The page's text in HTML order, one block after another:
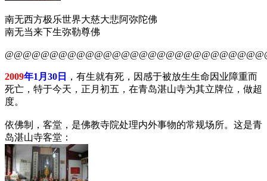
南无西方极乐世界大慈大悲阿弥陀佛
南无当来下生弥勒尊佛
2009年1月30日
，有生就有死，因感于被放生生命因业障重而
死亡，特于今天，正月初五，在青岛湛山寺为其立牌位，做超
度。
依佛制，客堂，是佛教寺院处理内外事物的常规场所。这是青
岛湛山寺客堂：